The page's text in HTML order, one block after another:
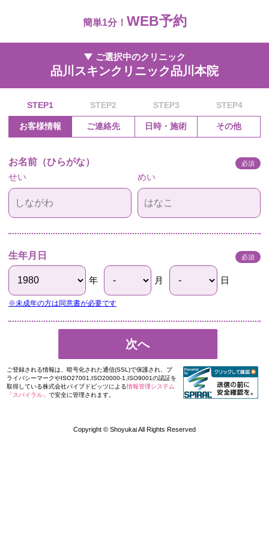
簡単1分！ WEB予約
ご選択中のクリニック
品川スキンクリニック品川本院
STEP1 STEP2 STEP3 STEP4
お客様情報 ご連絡先 日時・施術 その他
お名前（ひらがな） 必須
せい めい
生年月日 必須
年 月 日
※未成年の方は同意書が必要です
次へ
ご登録される情報は、暗号化された通信(SSL)で保護され、プ
ライバシーマークやISO27001,ISO20000-1,ISO9001の認証を
取得している株式会社パイプドビッツによる情報管理システム
「スパイラル」 で安全に管理されます。
Copyright © Shoyukai All Rights Reserved